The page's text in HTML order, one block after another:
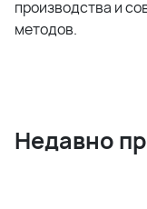
производства и
методов.
Недавно